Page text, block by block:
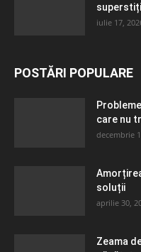
iulie 17,
POSTĂRI POPULARE
care nu
decembrie
soluții
aprilie 30,
Zeama